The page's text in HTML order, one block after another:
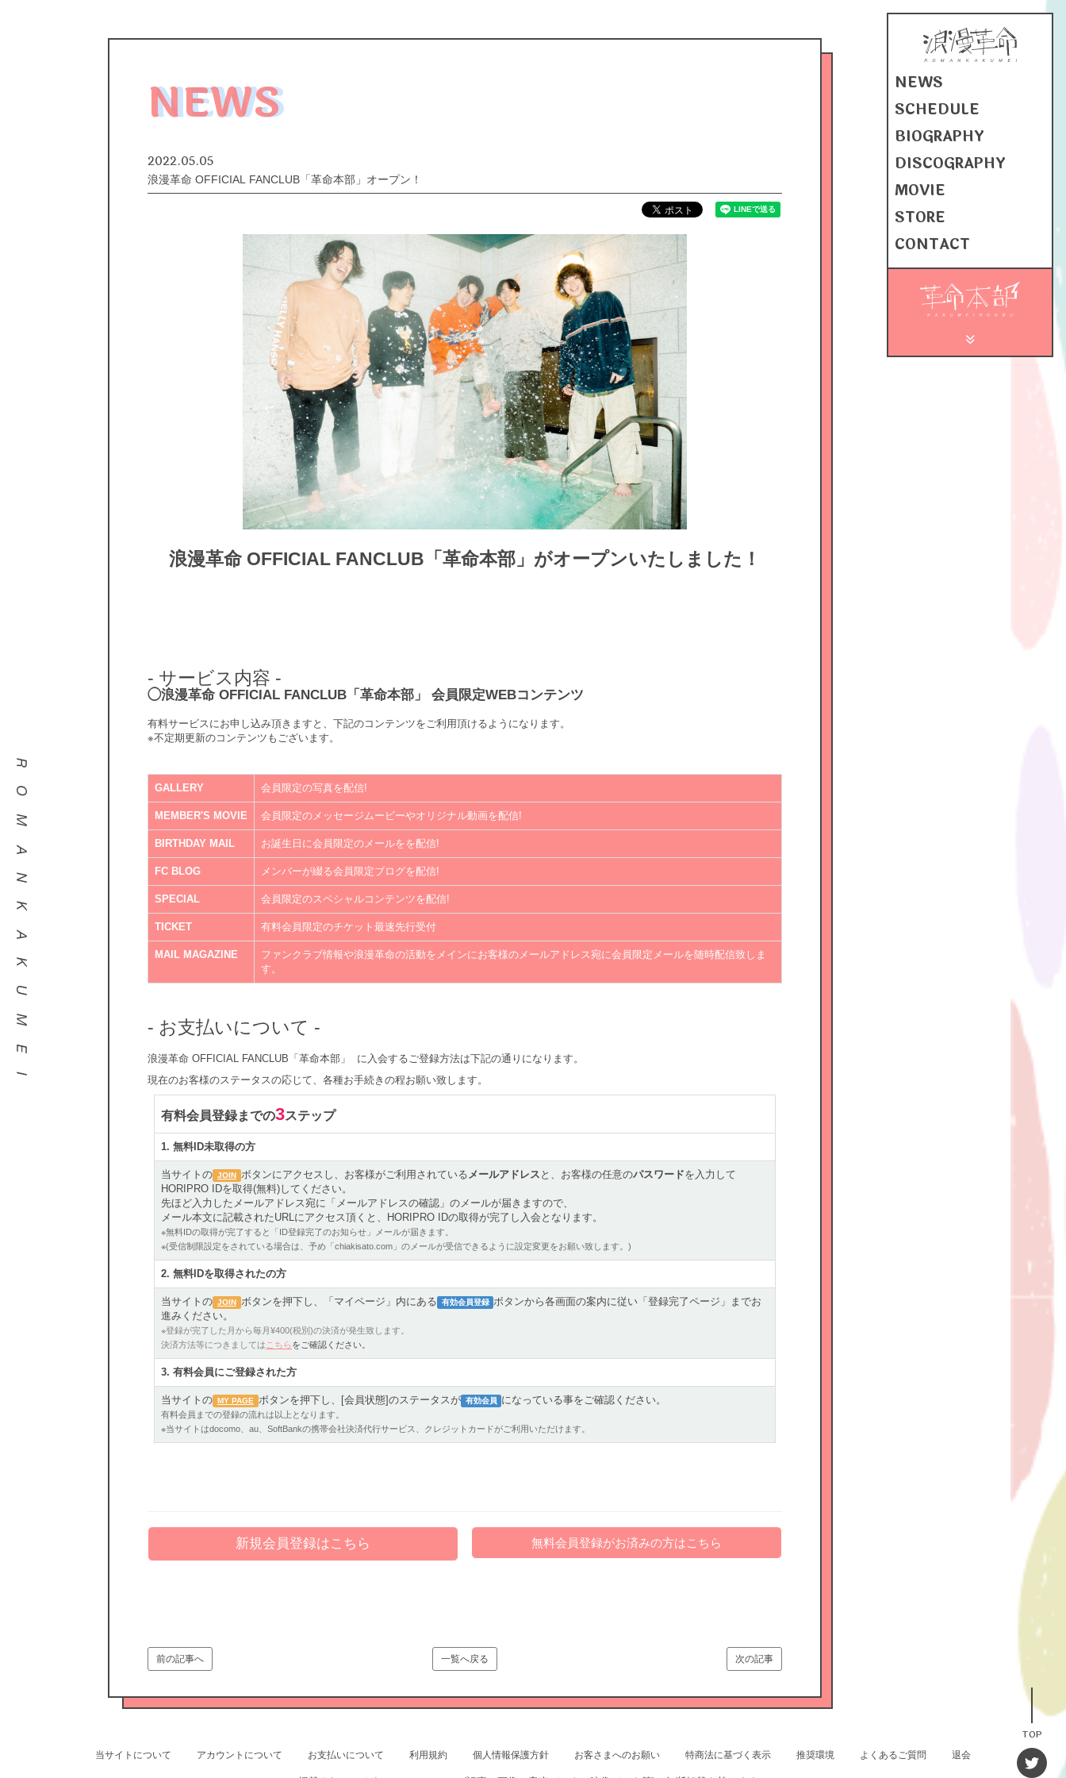
NEWS
SCHEDULE
BIOGRAPHY
DISCOGRAPHY
MOVIE
STORE
CONTACT
BIRTHDAY
NEWS
2022.05.05
浪漫革命 OFFICIAL FANCLUB「革命本部」オープン！
浪漫革命 OFFICIAL FANCLUB「革命本部」がオープンいたしました！
- サービス内容 -
◯浪漫革命 OFFICIAL FANCLUB「革命本部」 会員限定WEBコンテンツ
有料サービスにお申し込み頂きますと、下記のコンテンツをご利用頂けるようになります。
※不定期更新のコンテンツもございます。
GALLERY 会員限定の写真を配信!
MEMBER'S MOVIE 会員限定のメッセージムービーやオリジナル動画を配信!
BIRTHDAY MAIL お誕生日に会員限定のメールをを配信!
FC BLOG メンバーが綴る会員限定ブログを配信!
SPECIAL 会員限定のスペシャルコンテンツを配信!
TICKET 有料会員限定のチケット最速先行受付
MAIL MAGAZINE
ファンクラブ情報や浪漫革命の活動をメインにお客様のメールアドレス宛に会員限定メールを随時配信致しま
す。
- お支払いについて -
浪漫革命 OFFICIAL FANCLUB「革命本部」 に入会するご登録方法は下記の通りになります。
現在のお客様のステータスの応じて、各種お手続きの程お願い致します。
有料会員登録までの3ステップ
1. 無料ID未取得の方
当サイトの JOIN ボタンにアクセスし、お客様がご利用されているメールアドレス と、お客様の任意のパスワードを入力して
HORIPRO IDを取得(無料)してください。
先ほど入力したメールアドレス宛に「メールアドレスの確認」のメールが届きますので、
メール本文に記載されたURLにアクセス頂くと、HORIPRO IDの取得が完了し入会となります。
※無料IDの取得が完了すると「ID登録完了のお知らせ」メールが届きます。
※(受信制限設定をされている場合は、予め「chiakisato.com」のメールが受信できるように設定変更をお願い致します。)
2. 無料IDを取得されたの方
当サイトの JOIN ボタンを押下し、「マイページ」内にある 有効会員登録 ボタンから各画面の案内に従い「登録完了ページ」までお
進みください。
※登録が完了した月から毎月¥400(税別)の決済が発生致します。
決済方法等につきましては こちら をご確認ください。
3. 有料会員にご登録された方
当サイトの MY PAGE ボタンを押下し、[会員状態]のステータスが 有効会員 になっている事をご確認ください。
有料会員までの登録の流れは以上となります。
※当サイトはdocomo、au、SoftBankの携帯会社決済代行サービス、クレジットカードがご利用いただけます。
新規会員登録はこちら 無料会員登録がお済みの方はこちら
次の記事
一覧へ戻る
前の記事へ
TOP
当サイトについて アカウントについて お支払いについて 利用規約 個人情報保護方針 お客さまへのお願い 特商法に基づく表示 推奨環境 よくあるご質問 退会